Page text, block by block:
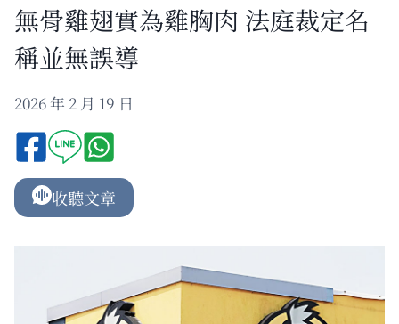
無骨雞翅實為雞胸肉 法庭裁定名
稱並無誤導
2026 年 2 月 19 日
收聽文章